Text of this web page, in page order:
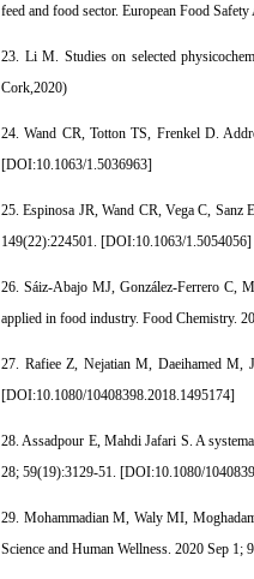
feed and food sector. European Food
23. Li M. Studies on selected
Cork,2020)
24. Wand CR, Totton TS, Frenkel D.
[DOI:10.1063/1.5036963]
25. Espinosa JR, Wand CR, Vega C,
149(22):224501. [DOI:10.1063/1.5054056]
26. Sáiz-Abajo MJ, González-Ferrero C,
applied in food industry. Food Chemistry.
27. Rafiee Z, Nejatian M, Daeihamed M,
[DOI:10.1080/10408398.2018.1495174]
28. Assadpour E, Mahdi Jafari S. A
28; 59(19):3129-51. [DOI:10.1080/
29. Mohammadian M, Waly MI,
Science and Human Wellness. 2020 Sep 1;